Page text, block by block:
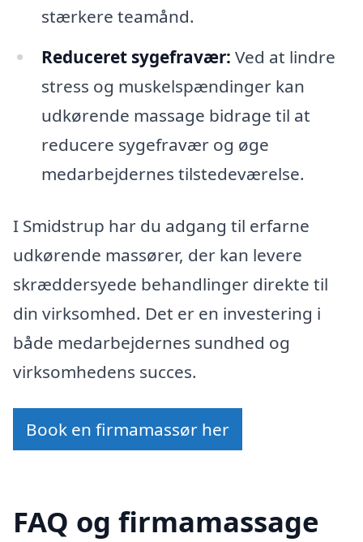
stærkere teamånd.
Reduceret sygefravær: Ved at lindre
stress og muskelspændinger kan
udkørende massage bidrage til at
reducere sygefravær og øge
medarbejdernes tilstedeværelse.
I Smidstrup har du adgang til erfarne
udkørende massører, der kan levere
skræddersyede behandlinger direkte til
din virksomhed. Det er en investering i
både medarbejdernes sundhed og
virksomhedens succes.
Book en firmamassør her
FAQ og firmamassage